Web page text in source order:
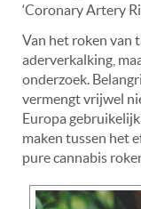
‘Coronary Artery
Van het roken van
aderverkalking,
onderzoek.
vermengt vrijwel
Europa
maken tussen het
pure cannabis